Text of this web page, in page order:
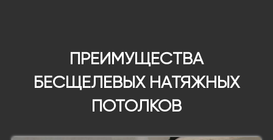
ПРЕИМУЩЕСТВА
БЕСЩЕЛЕВЫХ НАТЯЖНЫХ
ПОТОЛКОВ